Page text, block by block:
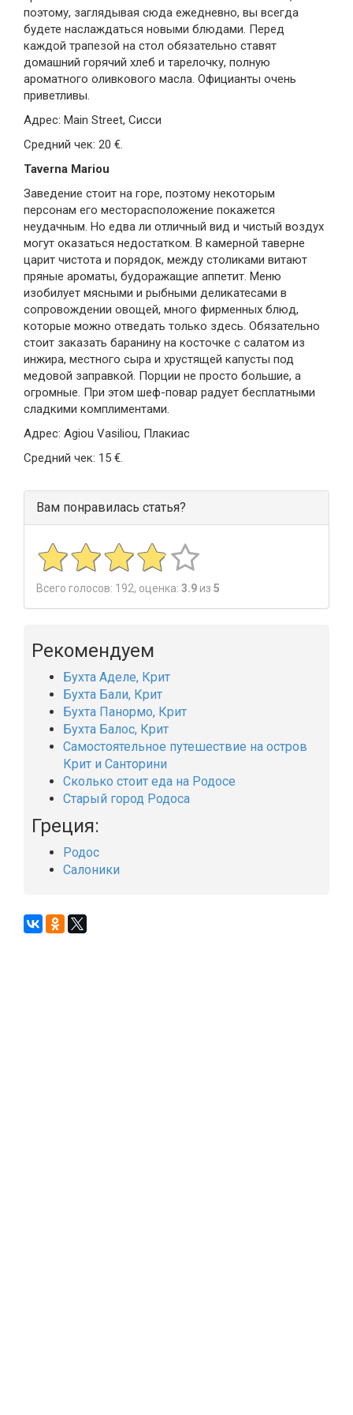
поэтому, заглядывая сюда ежедневно, вы всегда
будете наслаждаться новыми блюдами. Перед
каждой трапезой на стол обязательно ставят
домашний горячий хлеб и тарелочку, полную
ароматного оливкового масла. Официанты очень
приветливы.
Адрес: Main Street, Сисси
Средний чек: 20 €.
Taverna Mariou
Заведение стоит на горе, поэтому некоторым
персонам его месторасположение покажется
неудачным. Но едва ли отличный вид и чистый воздух
могут оказаться недостатком. В камерной таверне
царит чистота и порядок, между столиками витают
пряные ароматы, будоражащие аппетит. Меню
изобилует мясными и рыбными деликатесами в
сопровождении овощей, много фирменных блюд,
которые можно отведать только здесь. Обязательно
стоит заказать баранину на косточке с салатом из
инжира, местного сыра и хрустящей капусты под
медовой заправкой. Порции не просто большие, а
огромные. При этом шеф-повар радует бесплатными
сладкими комплиментами.
Адрес: Agiou Vasiliou, Плакиас
Средний чек: 15 €.
Вам понравилась статья?
Всего голосов: 192, оценка: 3.9 из 5
Рекомендуем
Бухта Аделе, Крит
Бухта Бали, Крит
Бухта Панормо, Крит
Бухта Балос, Крит
Самостоятельное путешествие на остров
Крит и Санторини
Сколько стоит еда на Родосе
Старый город Родоса
Греция:
Родос
Салоники